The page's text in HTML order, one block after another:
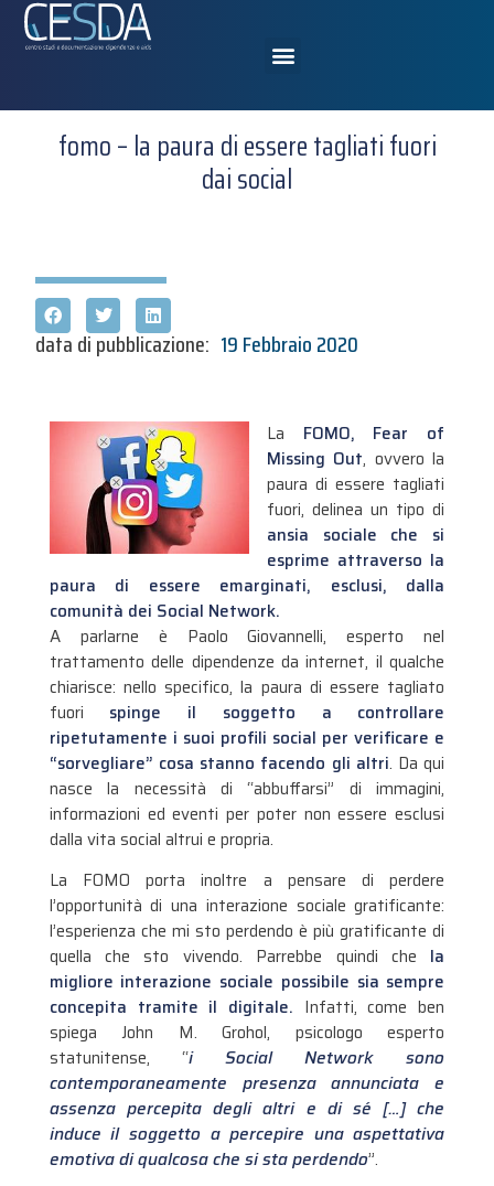
fomo – la paura di essere tagliati fuori
dai social
data di pubblicazione: 19 Febbraio 2020
La FOMO, Fear of
Missing Out, ovvero la
paura di essere tagliati
fuori, delinea un tipo di
ansia sociale che si
esprime attraverso la
paura di essere emarginati, esclusi, dalla
comunità dei Social Network.
A parlarne è Paolo Giovannelli, esperto nel
trattamento delle dipendenze da internet, il qualche
chiarisce: nello specifico, la paura di essere tagliato
fuori spinge il soggetto a controllare
ripetutamente i suoi profili social per verificare e
“sorvegliare” cosa stanno facendo gli altri. Da qui
nasce la necessità di “abbuffarsi” di immagini,
informazioni ed eventi per poter non essere esclusi
dalla vita social altrui e propria.
La FOMO porta inoltre a pensare di perdere
l’opportunità di una interazione sociale gratificante:
l’esperienza che mi sto perdendo è più gratificante di
quella che sto vivendo. Parrebbe quindi che la
migliore interazione sociale possibile sia sempre
concepita tramite il digitale. Infatti, come ben
spiega John M. Grohol, psicologo esperto
statunitense, “i Social Network sono
contemporaneamente presenza annunciata e
assenza percepita degli altri e di sé […] che
induce il soggetto a percepire una aspettativa
emotiva di qualcosa che si sta perdendo”.